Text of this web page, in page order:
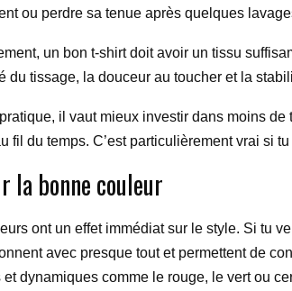
ou perdre sa tenue après quelques
un bon t-shirt doit avoir un tissu
du tissage, la douceur au toucher et la
il vaut mieux investir dans moins
fil du temps. C’est particulièrement vrai si
la bonne couleur
ont un effet immédiat sur le style. Si tu
avec presque tout et permettent de
et dynamiques comme le rouge, le vert ou